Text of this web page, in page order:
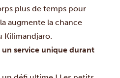
plus de temps pour
augmente la chance
Kilimandjaro.
service unique durant